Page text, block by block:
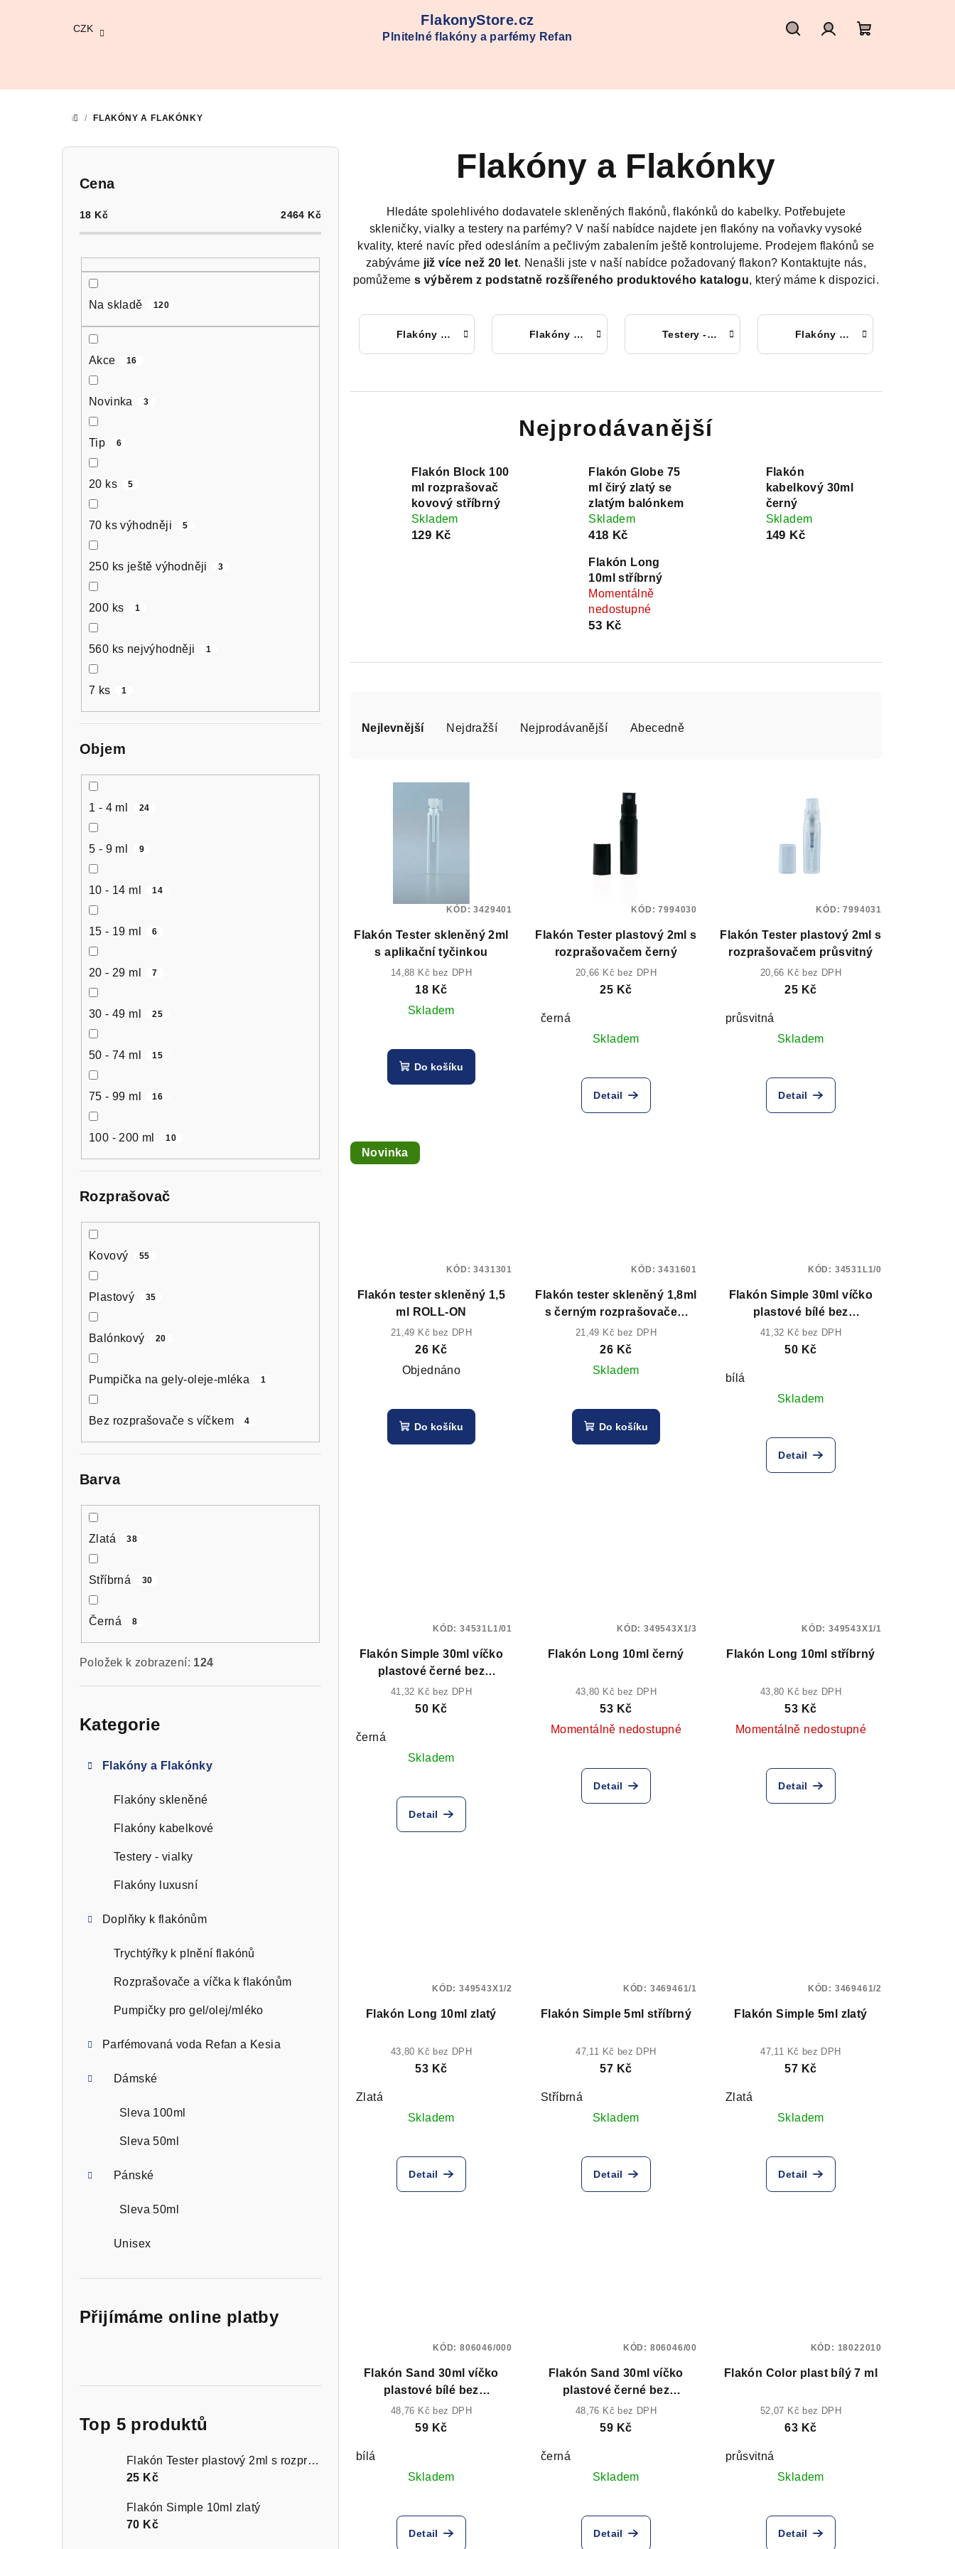
CZK
FlakonyStore.cz
Plnitelné flakóny a parfémy Refan
košík
DOMŮ
/ FLAKÓNY A FLAKÓNKY
Cena
18 Kč 2464 Kč
Na skladě 120
Akce 16
Novinka 3
Tip 6
20 ks 5
70 ks výhodněji 5
250 ks ještě výhodněji 3
200 ks 1
560 ks nejvýhodněji 1
7 ks 1
Objem
1 - 4 ml 24
5 - 9 ml 9
10 - 14 ml 14
15 - 19 ml 6
20 - 29 ml 7
30 - 49 ml 25
50 - 74 ml 15
75 - 99 ml 16
100 - 200 ml 10
Rozprašovač
Kovový 55
Plastový 35
Balónkový 20
Pumpička na gely-oleje-mléka 1
Bez rozprašovače s víčkem 4
Barva
Zlatá 38
Stříbrná 30
Černá 8
Položek k zobrazení: 124
Kategorie
Flakóny a Flakónky
Flakóny skleněné
Flakóny kabelkové
Testery - vialky
Flakóny luxusní
Doplňky k flakónům
Trychtýřky k plnění flakónů
Rozprašovače a víčka k flakónům
Pumpičky pro gel/olej/mléko
Parfémovaná voda Refan a Kesia
Dámské
Sleva 100ml
Sleva 50ml
Pánské
Sleva 50ml
Unisex
Přijímáme online platby
Top 5 produktů
Flakón Tester plastový 2ml s rozprašovačem černý
25 Kč
Flakón Simple 10ml zlatý
70 Kč
Flakóny a Flakónky
Hledáte spolehlivého dodavatele skleněných flakónů, flakónků do kabelky. Potřebujete
skleničky, vialky a testery na parfémy? V naší nabídce najdete jen flakóny na voňavky vysoké
kvality, které navíc před odesláním a pečlivým zabalením ještě kontrolujeme. Prodejem flakónů se
zabýváme již více než 20 let. Nenašli jste v naší nabídce požadovaný flakon? Kontaktujte nás,
pomůžemes výběrem z podstatně rozšířeného produktového katalogu, který máme k dispozici.
Flakóny skleněné Flakóny kabelkové Testery - vialky Flakóny luxusní
Nejprodávanější
Flakón Block 100
ml rozprašovač
kovový stříbrný
Skladem
129 Kč
Flakón Globe 75
ml čirý zlatý se
zlatým balónkem
Skladem
418 Kč
Flakón
kabelkový 30ml
černý
Skladem
149 Kč
Flakón Long
10ml stříbrný
Momentálně
nedostupné
53 Kč
a
o
Nejlevnější Nejdražší Nejprodávanější Abecedně
rFlakón Tester skleněný 2ml
s aplikační tyčinkou
14,88 Kč bez DPH
18 Kč
Skladem
Do košíku
KÓD:3429401
Flakón Tester plastový 2ml s
rozprašovačem černý
20,66 Kč bez DPH
25 Kč
černá
Skladem
Detail
KÓD:7994030
Flakón Tester plastový 2ml s
rozprašovačem průsvitný
20,66 Kč bez DPH
25 Kč
průsvitná
Skladem
Detail
KÓD:7994031
Novinka
Flakón tester skleněný 1,5
ml ROLL-ON
21,49 Kč bez DPH
26 Kč
Objednáno
Do košíku
KÓD:3431301
Flakón tester skleněný 1,8ml
s černým rozprašovačem
bez víčka
21,49 Kč bez DPH
26 Kč
Skladem
Do košíku
KÓD:3431601
Flakón Simple 30ml víčko
plastové bílé bez
rozprašovače
41,32 Kč bez DPH
50 Kč
bílá
Skladem
Detail
KÓD: 34531L1/0
Flakón Simple 30ml víčko
plastové černé bez
rozprašovače
41,32 Kč bez DPH
50 Kč
černá
Skladem
Detail
KÓD: 34531L1/01
Flakón Long 10ml černý
43,80 Kč bez DPH
53 Kč
Momentálně nedostupné
Detail
KÓD: 349543X1/3
Flakón Long 10ml stříbrný
43,80 Kč bez DPH
53 Kč
Momentálně nedostupné
Detail
KÓD: 349543X1/1
Flakón Long 10ml zlatý
43,80 Kč bez DPH
53 Kč
Zlatá
Skladem
Detail
KÓD: 349543X1/2
Flakón Simple 5ml stříbrný
47,11 Kč bez DPH
57 Kč
Stříbrná
Skladem
Detail
KÓD: 3469461/1
Flakón Simple 5ml zlatý
47,11 Kč bez DPH
57 Kč
Zlatá
Skladem
Detail
KÓD: 3469461/2
Flakón Sand 30ml víčko
plastové bílé bez
rozprašovače
48,76 Kč bez DPH
59 Kč
bílá
Skladem
Detail
KÓD: 806046/000
Flakón Sand 30ml víčko
plastové černé bez
rozprašovače
48,76 Kč bez DPH
59 Kč
černá
Skladem
Detail
KÓD: 806046/00
Flakón Color plast bílý 7 ml
52,07 Kč bez DPH
63 Kč
průsvitná
Skladem
Detail
KÓD: 18022010